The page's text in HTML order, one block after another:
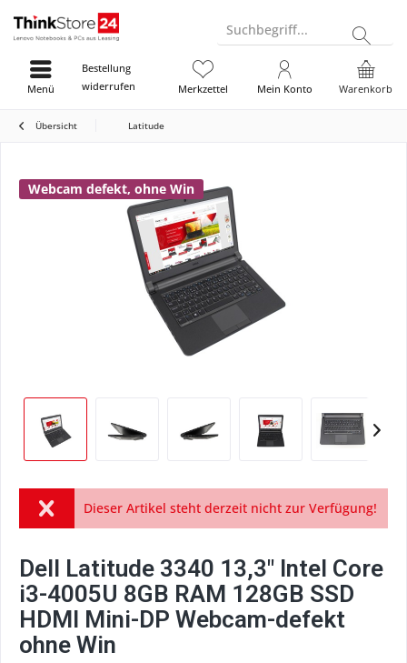
Suchbegriff...
Bestellung
widerrufen
Warenkorb
Merkzettel Mein Konto
Menü
Übersicht Latitude
Webcam defekt, ohne Win
Dieser Artikel steht derzeit nicht zur Verfügung!
Dell Latitude 3340 13,3" Intel Core
i3-4005U 8GB RAM 128GB SSD
HDMI Mini-DP Webcam-defekt
ohne Win